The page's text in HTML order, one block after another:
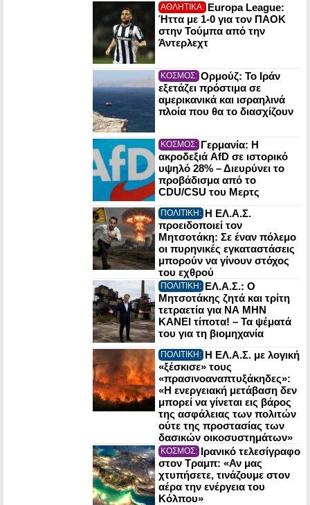
ΑΘΛΗΤΙΚΑ: Europa League:
Ήττα με 1-0 για τον ΠΑΟΚ
στην Τούμπα από την
Άντερλεχτ
ΚΟΣΜΟΣ: Ορμούζ: Το Ιράν
εξετάζει πρόστιμα σε
αμερικανικά και ισραηλινά
πλοία που θα το διασχίζουν
ΚΟΣΜΟΣ: Γερμανία: Η
ακροδεξιά AfD σε ιστορικό
υψηλό 28% – Διευρύνει το
προβάδισμα από το
CDU/CSU του Μερτς
ΠΟΛΙΤΙΚΗ: Η ΕΛ.Α.Σ.
προειδοποιεί τον
Μητσοτάκη: Σε έναν πόλεμο
οι πυρηνικές εγκαταστάσεις
μπορούν να γίνουν στόχος
του εχθρού
ΠΟΛΙΤΙΚΗ: ΕΛ.Α.Σ.: Ο
Μητσοτάκης ζητά και τρίτη
τετραετία για ΝΑ ΜΗΝ
ΚΑΝΕΙ τίποτα! – Τα ψέματά
του για τη βιομηχανία
ΠΟΛΙΤΙΚΗ: Η ΕΛ.Α.Σ. με λογική
«ξέσκισε» τους
«πρασινοαναπτυξάκηδες»:
«Η ενεργειακή μετάβαση δεν
μπορεί να γίνεται εις βάρος
της ασφάλειας των πολιτών
ούτε της προστασίας των
δασικών οικοσυστημάτων»
ΚΟΣΜΟΣ: Ιρανικό τελεσίγραφο
στον Τραμπ: «Αν μας
χτυπήσετε, τινάζουμε στον
αέρα την ενέργεια του
Κόλπου»